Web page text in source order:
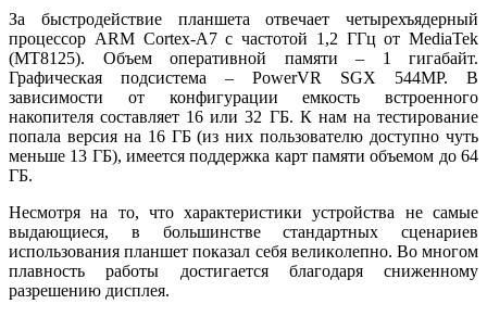
За быстродействие планшета отвечает четырехъядерный
процессор ARM Cortex-A7 с частотой 1,2 ГГц от MediaTek
(MT8125). Объем оперативной памяти – 1 гигабайт.
Графическая подсистема – PowerVR SGX 544MP. В
зависимости от конфигурации емкость встроенного
накопителя составляет 16 или 32 ГБ. К нам на тестирование
попала версия на 16 ГБ (из них пользователю доступно чуть
меньше 13 ГБ), имеется поддержка карт памяти объемом до 64
ГБ.
Несмотря на то, что характеристики устройства не самые
выдающиеся, в большинстве стандартных сценариев
использования планшет показал себя великолепно. Во многом
плавность работы достигается благодаря сниженному
разрешению дисплея.